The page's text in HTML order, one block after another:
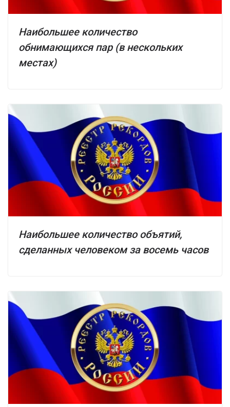
Наибольшее количество
обнимающихся пар (в нескольких
местах)
Наибольшее количество объятий,
сделанных человеком за восемь часов